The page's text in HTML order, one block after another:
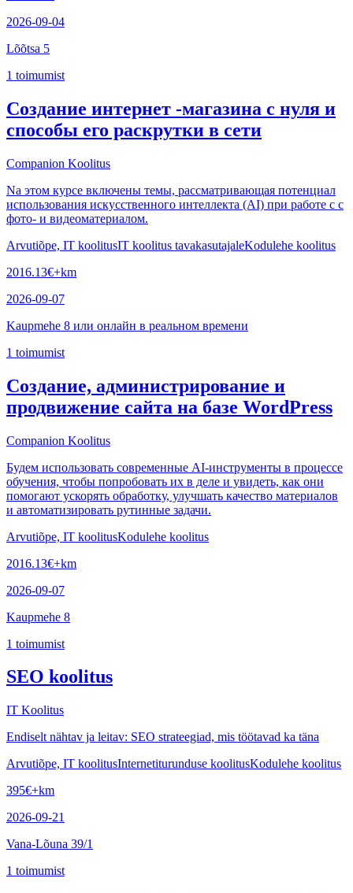
2026-09-04
Lõõtsa 5
1 toimumist
Создание интернет -магазина с нуля и
способы его раскрутки в сети
Companion Koolitus
Nа этом курсе включены темы, рассматривающая потенциал
использования искусственного интеллекта (AI) при работе с с
фото- и видеоматериалом.
Arvutiõpe, IT koolitusIT koolitus tavakasutajaleKodulehe koolitus
2016.13€+km
2026-09-07
Kaupmehe 8 или онлайн в реальном времени
1 toimumist
Создание, администрирование и
продвижение сайта на базе WordPress
Companion Koolitus
Будем использовать современные AI-инструменты в процессе
обучения, чтобы попробовать их в деле и увидеть, как они
помогают ускорять обработку, улучшать качество материалов
и автоматизировать рутинные задачи.
Arvutiõpe, IT koolitusKodulehe koolitus
2016.13€+km
2026-09-07
Kaupmehe 8
1 toimumist
SEO koolitus
IT Koolitus
Endiselt nähtav ja leitav: SEO strateegiad, mis töötavad ka täna
Arvutiõpe, IT koolitusInternetiturunduse koolitusKodulehe koolitus
395€+km
2026-09-21
Vana-Lõuna 39/1
1 toimumist